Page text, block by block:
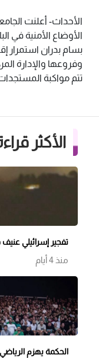
الأحداث- أعلنت
الأوضاع الأمنية في
بسام بدران استمرار
وفروعها والإدارة
تتم مواكبة
الأكثر
تفجير إسرائيلي
منذ 4 أيام
الحكمة يهزم